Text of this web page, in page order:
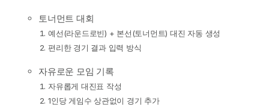
토너먼트 대회
예선(라운드로빈) + 본선(토너먼트) 대진 자동 생성
편리한 경기 결과 입력 방식
자유로운 모임 기록
자유롭게 대진표 작성
1인당 게임수 상관없이 경기 추가